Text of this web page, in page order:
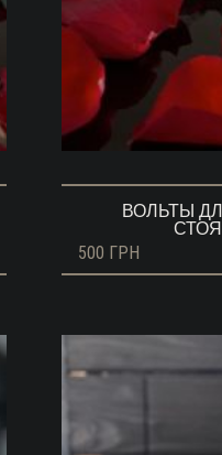
ВОЛЬТЫ
500 ГРН